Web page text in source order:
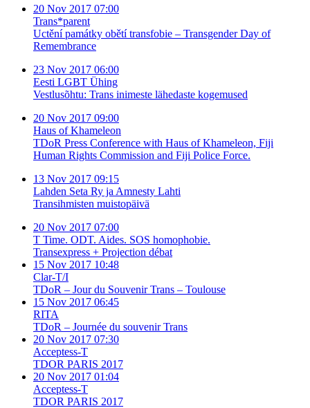
20 Nov 2017 07:00
Trans*parent
Uctění památky obětí transfobie – Transgender Day of
Remembrance
23 Nov 2017 06:00
Eesti LGBT Ühing
Vestlusõhtu: Trans inimeste lähedaste kogemused
20 Nov 2017 09:00
Haus of Khameleon
TDoR Press Conference with Haus of Khameleon, Fiji
Human Rights Commission and Fiji Police Force.
13 Nov 2017 09:15
Lahden Seta Ry ja Amnesty Lahti
Transihmisten muistopäivä
20 Nov 2017 07:00
T Time. ODT. Aides. SOS homophobie.
Transexpress + Projection débat
15 Nov 2017 10:48
Clar-T/I
TDoR – Jour du Souvenir Trans – Toulouse
15 Nov 2017 06:45
RITA
TDoR – Journée du souvenir Trans
20 Nov 2017 07:30
Acceptess-T
TDOR PARIS 2017
20 Nov 2017 01:04
Acceptess-T
TDOR PARIS 2017